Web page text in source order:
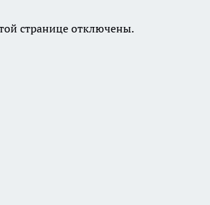
странице отключены.